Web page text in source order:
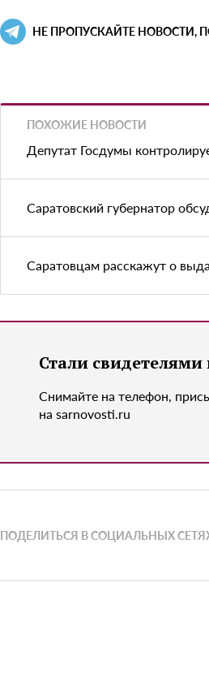
НЕ ПРОПУСКАЙТЕ НОВОСТИ,
ПОХОЖИЕ НОВОСТИ
Депутат Госдумы
Саратовский губернатор
Саратовцам расскажут о
Стали свидетелями
Снимайте на телефон,
на sarnovosti.ru
ПОДЕЛИТЬСЯ В СОЦИАЛЬНЫХ